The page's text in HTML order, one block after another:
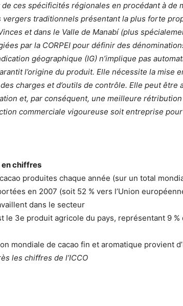
ces spécificités régionales en procédant à de
vergers traditionnels présentant la plus forte
et dans le Valle de Manabí (plus
par la CORPEI pour définir des
géographique (IG) n’implique pas
l’origine du produit. Elle nécessite la mise
charges et d’outils de contrôle. Elle peut être
et, par conséquent, une meilleure
commerciale vigoureuse soit entreprise
en chiffres
produites chaque année (sur un total
en 2007 (soit 52 % vers l’Union
dans le secteur
le 3e produit agricole du pays, représentant 9 %
mondiale de cacao fin et aromatique provient
les chiffres de l’ICCO